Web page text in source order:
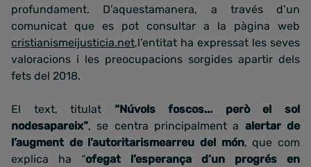
profundament. D’aquestamanera, a través d’un
comunicat que es pot consultar a la pàgina web
cristianismeijusticia.net,l’entitat ha expressat les seves
valoracions i les preocupacions sorgides apartir dels
fets del 2018.
El text, titulat “Núvols foscos... però el sol
nodesapareix”, se centra principalment a alertar de
l’augment de l’autoritarismearreu del món, que com
explica ha “ofegat l’esperança d’un progrés en